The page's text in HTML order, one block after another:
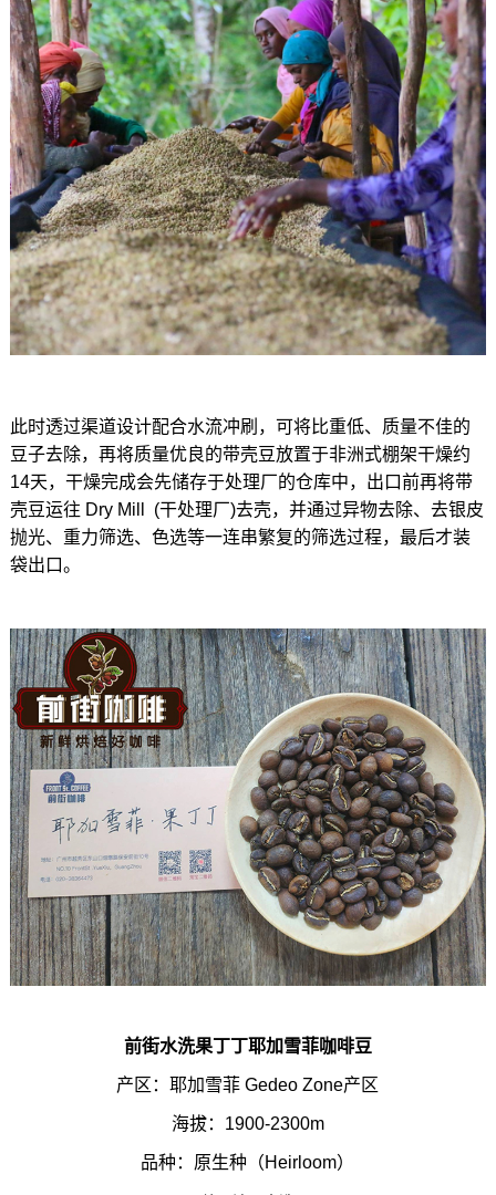
此时透过渠道设计配合水流冲刷，可将比重低、质量不佳的
豆子去除，再将质量优良的带壳豆放置于非洲式棚架干燥约
14天，干燥完成会先储存于处理厂的仓库中，出口前再将带
壳豆运往 Dry Mill (干处理厂)去壳，并通过异物去除、去银皮
抛光、重力筛选、色选等一连串繁复的筛选过程，最后才装
袋出口。
前街水洗果丁丁耶加雪菲咖啡豆
产区：耶加雪菲 Gedeo Zone产区
海拔：1900-2300m
品种：原生种（Heirloom）